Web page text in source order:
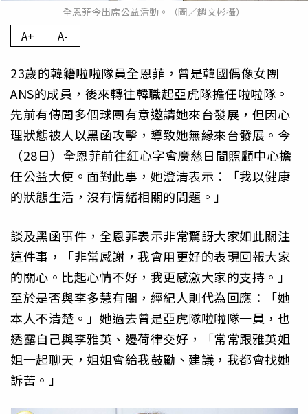
全恩菲今出席公益活動。（圖／趙文彬攝）
A+ A-
23歲的韓籍啦啦隊員全恩菲，曾是韓國偶像女團
ANS的成員，後來轉往韓職起亞虎隊擔任啦啦隊。
先前有傳聞多個球團有意邀請她來台發展，但因心
理狀態被人以黑函攻擊，導致她無緣來台發展。今
（28日）全恩菲前往紅心字會廣慈日間照顧中心擔
任公益大使。面對此事，她澄清表示：「我以健康
的狀態生活，沒有情緒相關的問題。」
談及黑函事件，全恩菲表示非常驚訝大家如此關注
這件事，「非常感謝，我會用更好的表現回報大家
的關心。比起心情不好，我更感激大家的支持。」
至於是否與李多慧有關，經紀人則代為回應：「她
本人不清楚。」她過去曾是亞虎隊啦啦隊一員，也
透露自己與李雅英、邊荷律交好，「常常跟雅英姐
姐一起聊天，姐姐會給我鼓勵、建議，我都會找她
訴苦。」